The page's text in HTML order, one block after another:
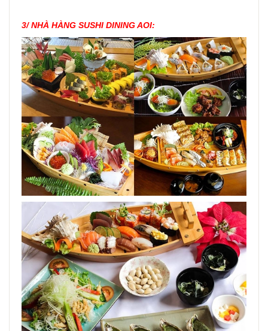
3/ NHÀ HÀNG SUSHI DINING AOI: